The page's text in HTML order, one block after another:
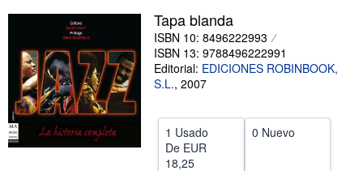
Comenzar a vender
Ayuda
CERRAR
Tapa blanda
ISBN 10: 8496222993
ISBN 13: 9788496222991
Editorial: EDICIONES ROBINBOOK,
S.L., 2007
1 Usado
De EUR
18,25
0 Nuevo